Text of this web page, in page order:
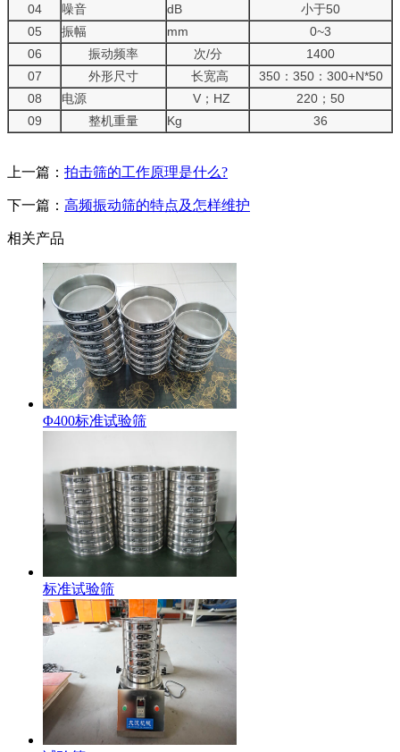
04
噪音 dB
小于50
05
振幅 mm
0~3
06
振动频率 次/分
1400
07
外形尺寸 长宽高
350：350：300+N*50
08
电源 V；HZ
220；50
09
整机重量 Kg 36
上一篇： 拍击筛的工作原理是什么?
下一篇： 高频振动筛的特点及怎样维护
相关产品
Φ400标准试验筛
标准试验筛